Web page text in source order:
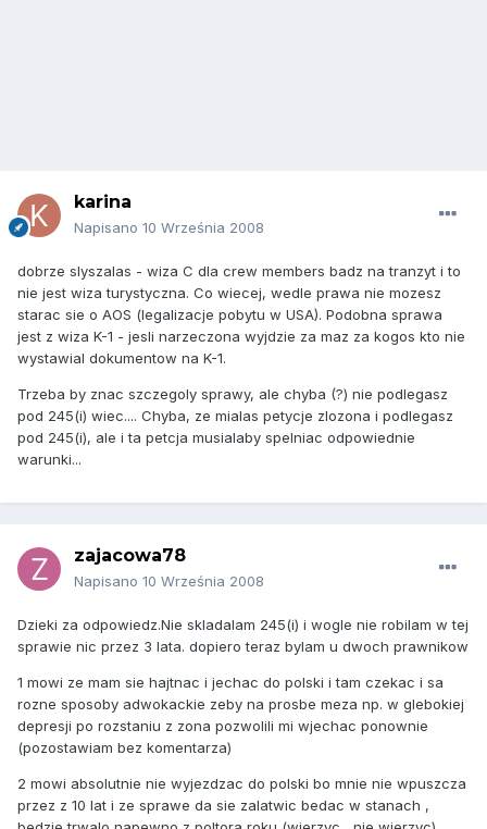
karina
Napisano 10 Września 2008
dobrze slyszalas - wiza C dla crew members badz na tranzyt i to
nie jest wiza turystyczna. Co wiecej, wedle prawa nie mozesz
starac sie o AOS (legalizacje pobytu w USA). Podobna sprawa
jest z wiza K-1 - jesli narzeczona wyjdzie za maz za kogos kto nie
wystawial dokumentow na K-1.
Trzeba by znac szczegoly sprawy, ale chyba (?) nie podlegasz
pod 245(i) wiec.... Chyba, ze mialas petycje zlozona i podlegasz
pod 245(i), ale i ta petcja musialaby spelniac odpowiednie
warunki...
zajacowa78
Napisano 10 Września 2008
Dzieki za odpowiedz.Nie skladalam 245(i) i wogle nie robilam w tej
sprawie nic przez 3 lata. dopiero teraz bylam u dwoch prawnikow
1 mowi ze mam sie hajtnac i jechac do polski i tam czekac i sa
rozne sposoby adwokackie zeby na prosbe meza np. w glebokiej
depresji po rozstaniu z zona pozwolili mi wjechac ponownie
(pozostawiam bez komentarza)
2 mowi absolutnie nie wyjezdzac do polski bo mnie nie wpuszcza
przez z 10 lat i ze sprawe da sie zalatwic bedac w stanach ,